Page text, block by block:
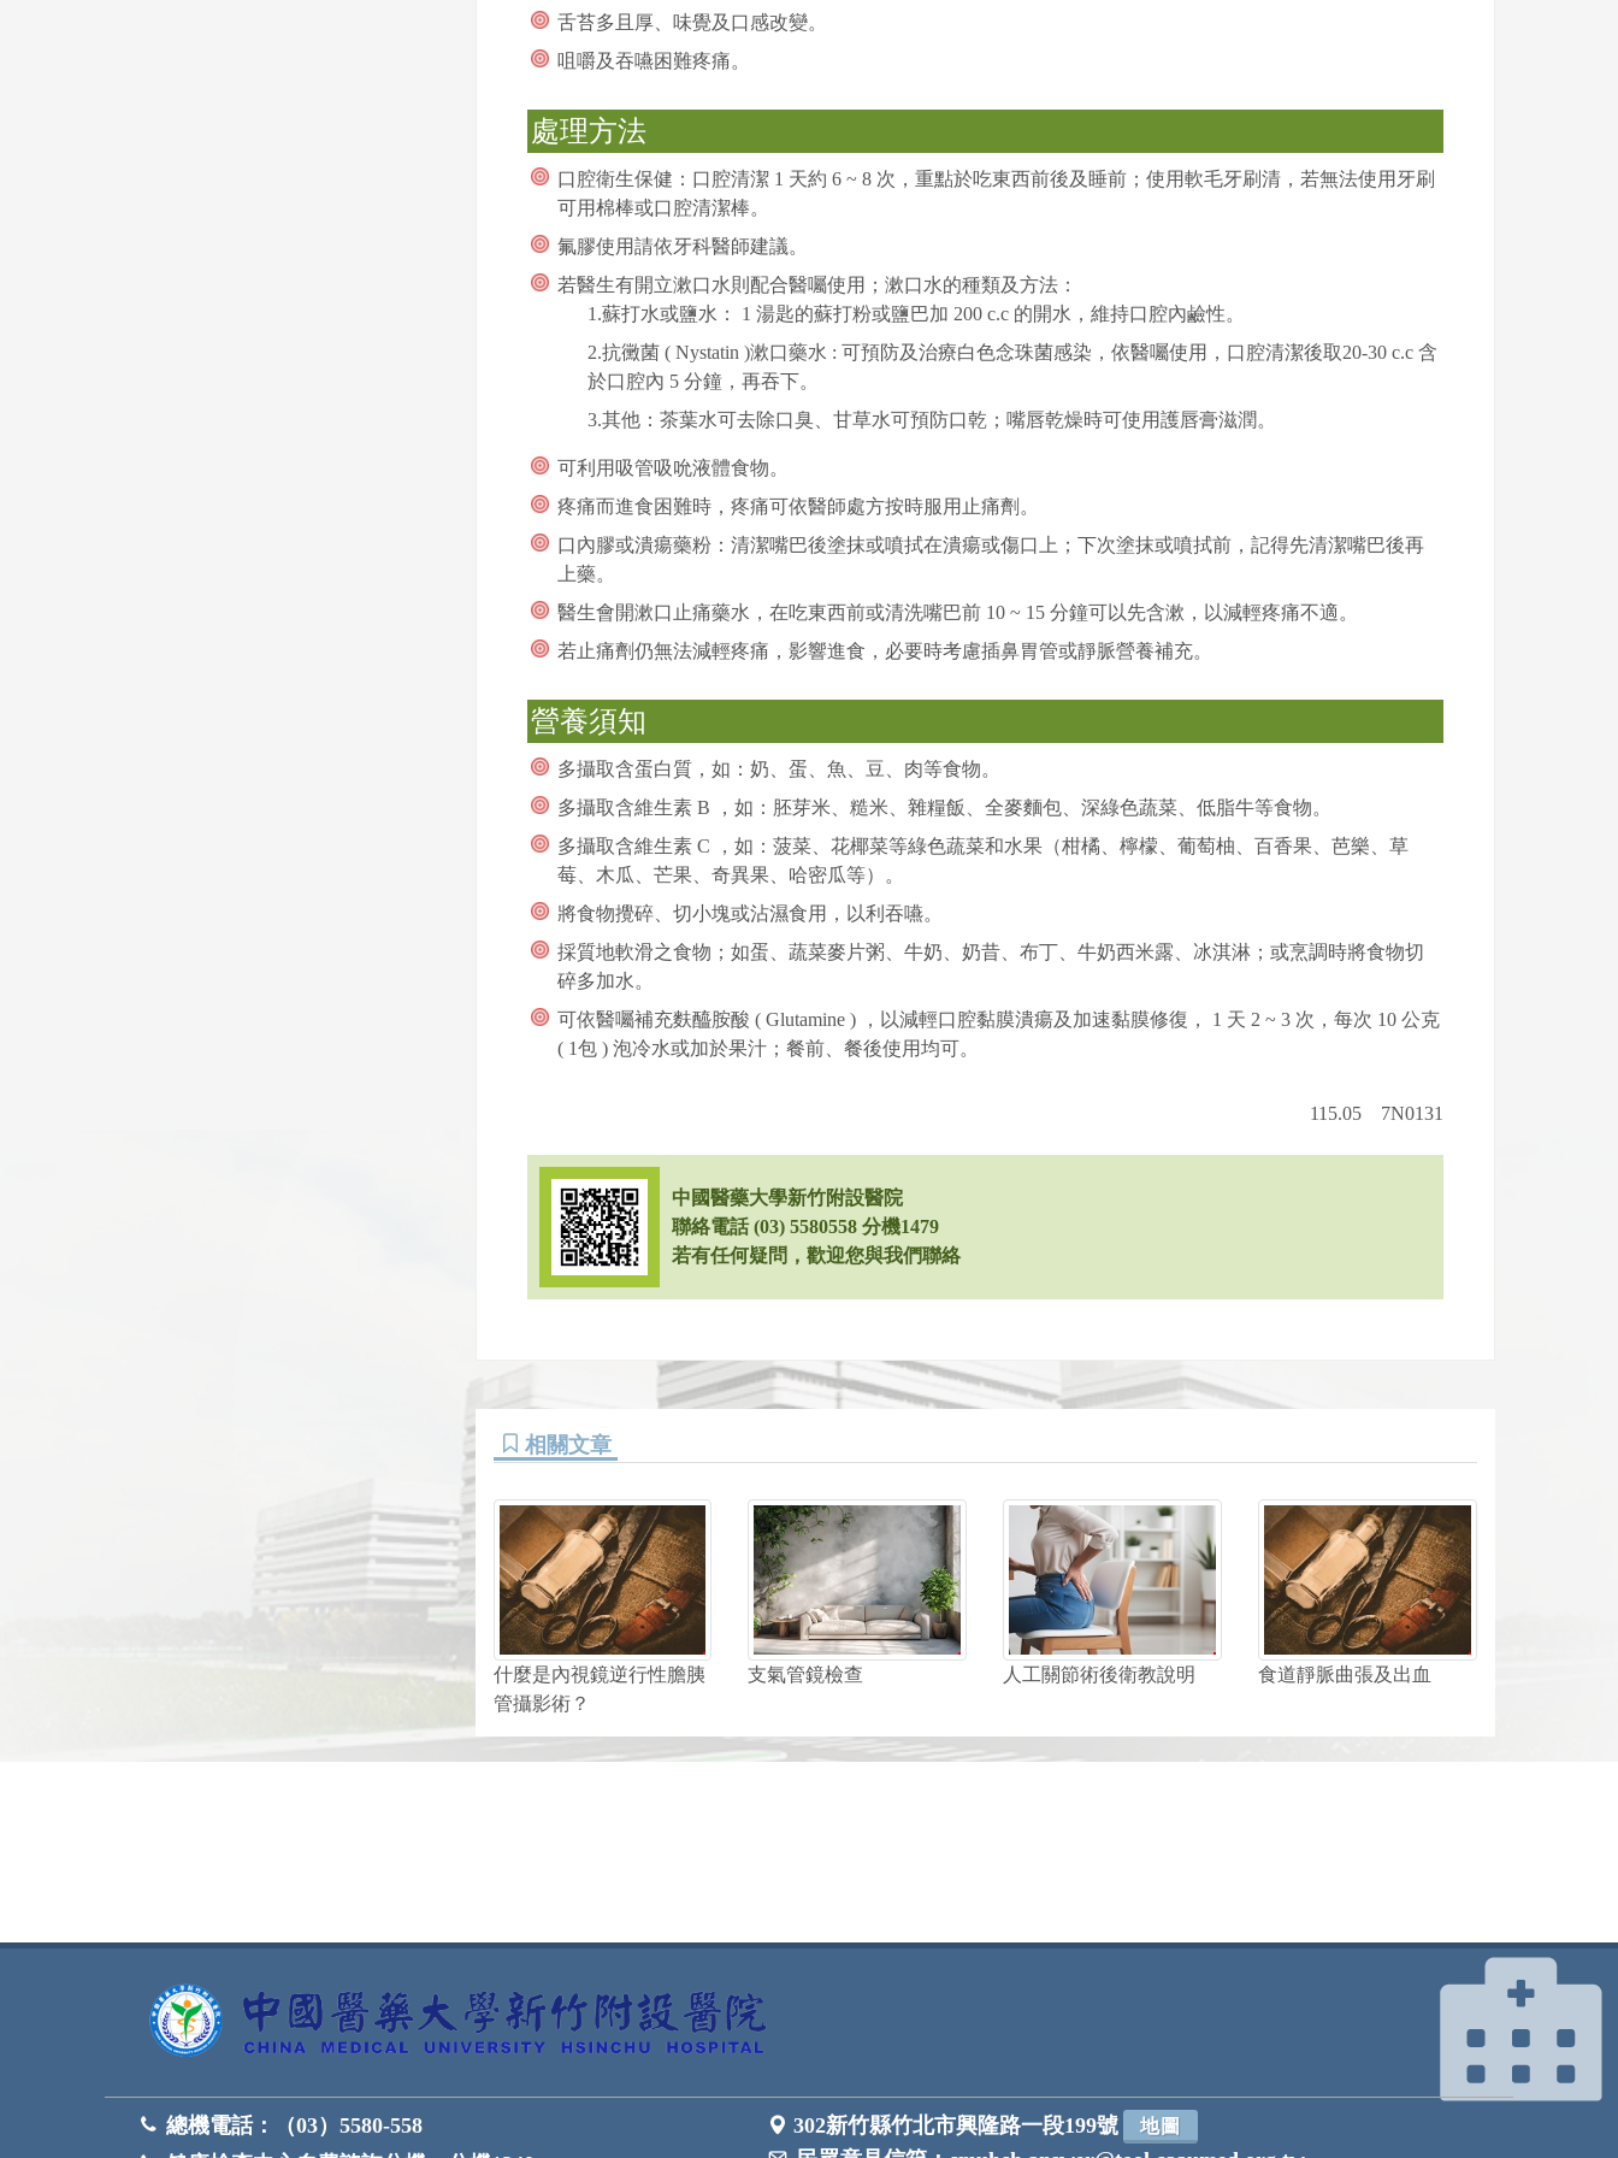
舌苔多且厚、味覺及口感改變。
咀嚼及吞嚥困難疼痛。
處理方法
口腔衛生保健：口腔清潔 1 天約 6 ~ 8 次，重點於吃東西前後及睡前；使用軟毛牙刷清，若無法使用牙刷
可用棉棒或口腔清潔棒。
氟膠使用請依牙科醫師建議。
若醫生有開立漱口水則配合醫囑使用；漱口水的種類及方法：
1.蘇打水或鹽水： 1 湯匙的蘇打粉或鹽巴加 200 c.c 的開水，維持口腔內鹼性。
2.抗黴菌 ( Nystatin )漱口藥水 : 可預防及治療白色念珠菌感染，依醫囑使用，口腔清潔後取20-30 c.c 含
於口腔內 5 分鐘，再吞下。
3.其他：茶葉水可去除口臭、甘草水可預防口乾；嘴唇乾燥時可使用護唇膏滋潤。
可利用吸管吸吮液體食物。
疼痛而進食困難時，疼痛可依醫師處方按時服用止痛劑。
口內膠或潰瘍藥粉：清潔嘴巴後塗抹或噴拭在潰瘍或傷口上；下次塗抹或噴拭前，記得先清潔嘴巴後再
上藥。
醫生會開漱口止痛藥水，在吃東西前或清洗嘴巴前 10 ~ 15 分鐘可以先含漱，以減輕疼痛不適。
若止痛劑仍無法減輕疼痛，影響進食，必要時考慮插鼻胃管或靜脈營養補充。
營養須知
多攝取含蛋白質，如：奶、蛋、魚、豆、肉等食物。
多攝取含維生素 B ，如：胚芽米、糙米、雜糧飯、全麥麵包、深綠色蔬菜、低脂牛等食物。
多攝取含維生素 C ，如：菠菜、花椰菜等綠色蔬菜和水果（柑橘、檸檬、葡萄柚、百香果、芭樂、草
莓、木瓜、芒果、奇異果、哈密瓜等）。
將食物攪碎、切小塊或沾濕食用，以利吞嚥。
採質地軟滑之食物；如蛋、蔬菜麥片粥、牛奶、奶昔、布丁、牛奶西米露、冰淇淋；或烹調時將食物切
碎多加水。
可依醫囑補充麩醯胺酸 ( Glutamine ) ，以減輕口腔黏膜潰瘍及加速黏膜修復， 1 天 2 ~ 3 次，每次 10 公克
( 1包 ) 泡冷水或加於果汁；餐前、餐後使用均可。
115.05 7N0131
中國醫藥大學新竹附設醫院
聯絡電話 (03) 5580558 分機1479
若有任何疑問，歡迎您與我們聯絡
相關文章
什麼是內視鏡逆行性膽胰
管攝影術？
支氣管鏡檢查 人工關節術後衛教說明 食道靜脈曲張及出血
總機電話：
（03）5580-558
302新竹縣竹北市興隆路一段199號 地圖